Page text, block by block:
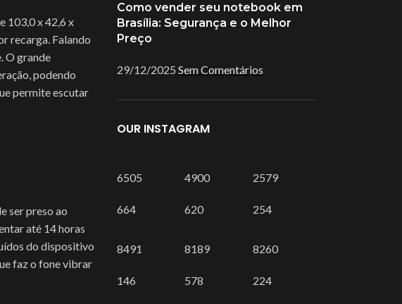
103,0 x 42,6 x
recarga. Falando
O grande
podendo
permite escutar
ser preso ao
até 14 horas
do dispositivo
faz o fone vibrar
Como vender seu notebook em
Brasília: Segurança e o Melhor
Preço
29/12/2025 Sem Comentários
OUR INSTAGRAM
6505
664
4900
620
2579
254
8491
146
8189
578
8260
224